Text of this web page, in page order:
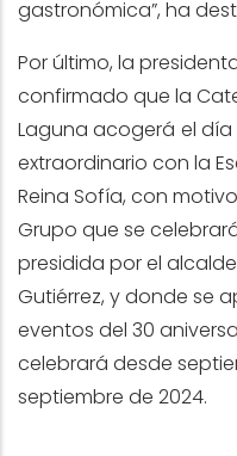
gastronómica”, ha
Por último, la
confirmado que la
Laguna acogerá el día
extraordinario con la
Reina Sofía, con
Grupo que se
presidida por el alcalde
Gutiérrez, y donde se
eventos del 30
celebrará desde
septiembre de 2024.